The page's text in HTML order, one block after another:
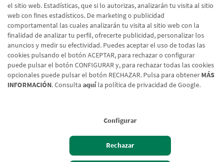
el sitio web. Estadísticas, que si lo autorizas, analizarán tu visita al sitio
web con fines estadísticos. De marketing o publicidad
comportamental las cuales analizarán tu visita al sitio web con la
finalidad de analizar tu perfil, ofrecerte publicidad, personalizar los
anuncios y medir su efectividad. Puedes aceptar el uso de todas las
cookies pulsando el botón ACEPTAR, para rechazar o configurar
puede pulsar el botón CONFIGURAR y, para rechazar todas las cookies
opcionales puede pulsar el botón RECHAZAR. Pulsa para obtener MÁS
INFORMACIÓN. Consulta aquíla política de privacidad de Google.
Configurar
Rechazar
Paginación 1 2 3 4 5 ›Siguiente
página
Aviso legal
Política de cookies